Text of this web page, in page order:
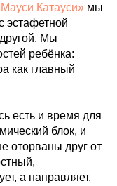
Катауси» мы
эстафетной
Мы
ребёнка:
как главный
есть и время для
блок, и
оторваны друг от
а направляет,